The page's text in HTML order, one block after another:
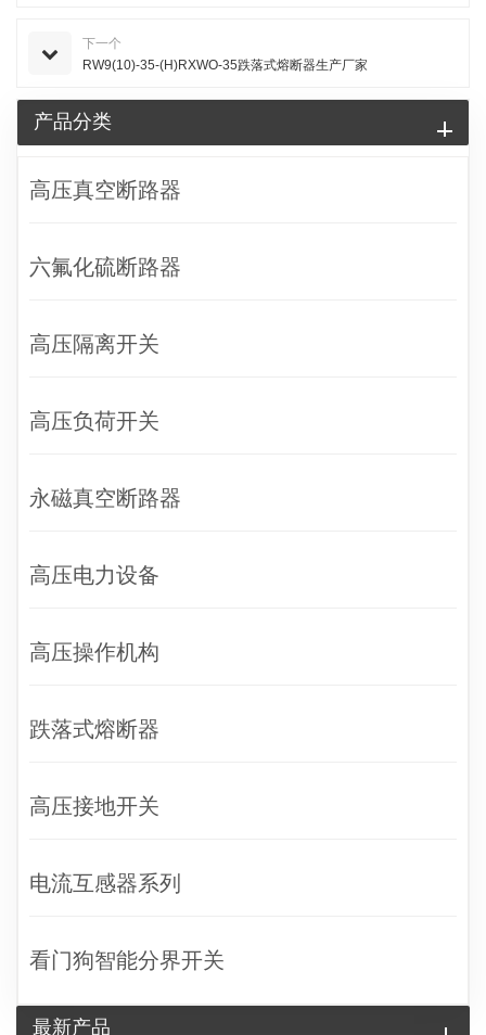
下一个
RW9(10)-35-(H)RXWO-35跌落式熔断器生产厂家
产品分类
高压真空断路器
六氟化硫断路器
高压隔离开关
高压负荷开关
永磁真空断路器
高压电力设备
高压操作机构
跌落式熔断器
高压接地开关
电流互感器系列
看门狗智能分界开关
最新产品